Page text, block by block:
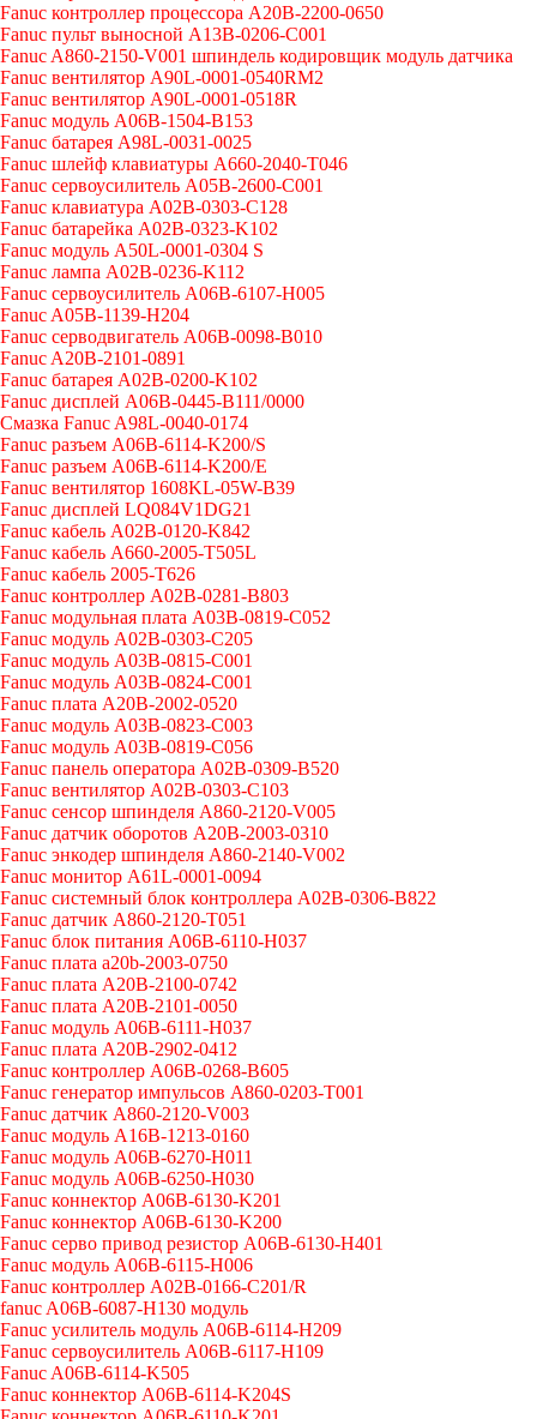
Fanuc контроллер процессора A20B-2200-0650
Fanuc пульт выносной A13B-0206-C001
Fanuc A860-2150-V001 шпиндель кодировщик модуль датчика
Fanuc вентилятор A90L-0001-0540RM2
Fanuc вентилятор A90L-0001-0518R
Fanuc модуль A06B-1504-B153
Fanuc батарея A98L-0031-0025
Fanuc шлейф клавиатуры A660-2040-T046
Fanuc сервоусилитель A05B-2600-C001
Fanuc клавиатура A02B-0303-C128
Fanuc батарейка A02B-0323-K102
Fanuc модуль A50L-0001-0304 S
Fanuc лампа A02B-0236-K112
Fanuc сервоусилитель A06B-6107-H005
Fanuc A05B-1139-H204
Fanuc серводвигатель A06B-0098-B010
Fanuc A20B-2101-0891
Fanuc батарея A02B-0200-K102
Fanuc дисплей А06В-0445-В111/0000
Cмазка Fanuc A98L-0040-0174
Fanuc разъем A06B-6114-K200/S
Fanuc разъем A06B-6114-K200/E
Fanuc вентилятор 1608KL-05W-B39
Fanuc дисплей LQ084V1DG21
Fanuc кабель A02B-0120-K842
Fanuc кабель A660-2005-T505L
Fanuc кабель 2005-T626
Fanuc контроллер A02B-0281-B803
Fanuc модульная плата A03B-0819-C052
Fanuc модуль A02B-0303-C205
Fanuc модуль A03B-0815-C001
Fanuc модуль A03B-0824-C001
Fanuc плата A20B-2002-0520
Fanuc модуль A03B-0823-C003
Fanuc модуль A03B-0819-C056
Fanuc панель оператора A02B-0309-B520
Fanuc вентилятор A02B-0303-C103
Fanuc cенсор шпинделя A860-2120-V005
Fanuc датчик оборотов A20B-2003-0310
Fanuc энкодер шпинделя A860-2140-V002
Fanuc монитор A61L-0001-0094
Fanuc системный блок контроллера A02B-0306-B822
Fanuc датчик A860-2120-T051
Fanuc блок питания A06B-6110-H037
Fanuc плата a20b-2003-0750
Fanuc плата A20B-2100-0742
Fanuc плата A20B-2101-0050
Fanuc модуль A06B-6111-H037
Fanuc плата A20B-2902-0412
Fanuc контроллер A06B-0268-B605
Fanuc генератор импульсов A860-0203-T001
Fanuc датчик A860-2120-V003
Fanuc модуль A16B-1213-0160
Fanuc модуль A06B-6270-H011
Fanuc модуль A06B-6250-H030
Fanuc коннектор A06B-6130-K201
Fanuc коннектор A06B-6130-K200
Fanuc серво привод резистор A06B-6130-H401
Fanuc модуль A06B-6115-H006
Fanuc контроллер A02B-0166-C201/R
fanuc A06B-6087-H130 модуль
Fanuc усилитель модуль A06B-6114-H209
Fanuc сервоусилитель A06B-6117-H109
Fanuc A06B-6114-K505
Fanuc коннектор A06B-6114-K204S